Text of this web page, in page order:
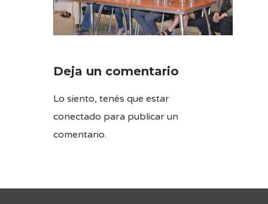
Deja un comentario
Lo siento, tenés que estar
conectado para publicar un
comentario.